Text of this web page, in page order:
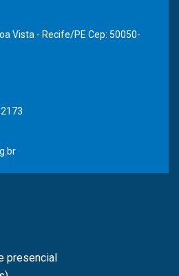
Vista - Recife/PE Cep: 50050-
presencial